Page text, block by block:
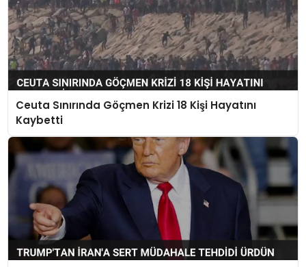
Ceuta Sınırında Göçmen Krizi 18 Kişi Hayatını
Kaybetti